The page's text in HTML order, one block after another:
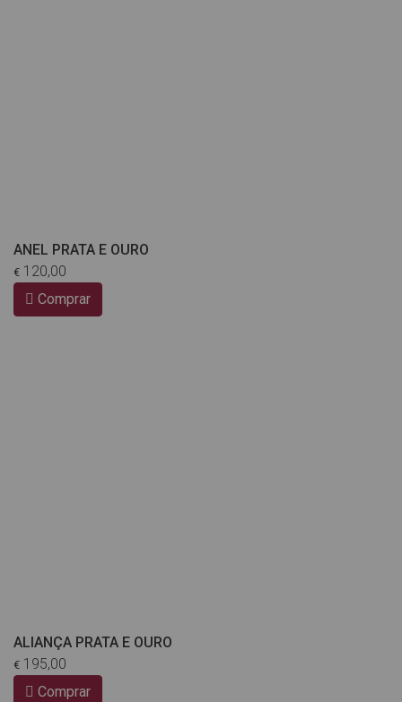
ANEL PRATA E OURO
€ 120,00
Comprar
ALIANÇA PRATA E OURO
€ 195,00
Comprar